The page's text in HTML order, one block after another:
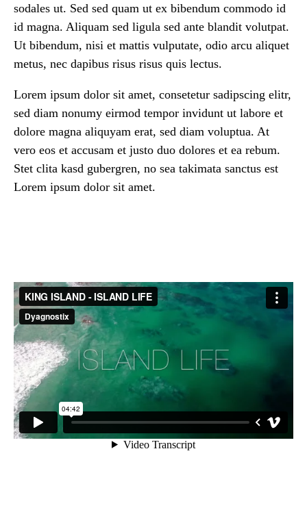
sodales ut. Sed sed quam ut ex bibendum commodo id
id magna. Aliquam sed ligula sed ante blandit volutpat.
Ut bibendum, nisi et mattis vulputate, odio arcu aliquet
metus, nec dapibus risus risus quis lectus.
Lorem ipsum dolor sit amet, consetetur sadipscing elitr,
sed diam nonumy eirmod tempor invidunt ut labore et
dolore magna aliquyam erat, sed diam voluptua. At
vero eos et accusam et justo duo dolores et ea rebum.
Stet clita kasd gubergren, no sea takimata sanctus est
Lorem ipsum dolor sit amet.